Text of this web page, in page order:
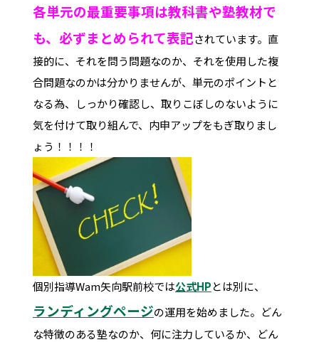
各単元の最重要事項は教科書や塾教材で
も、必ずまとめられて表記されています。直
接的に、それを問う問題なのか、それを使用した複
合問題なのかは分かりませんが、単元のポイントと
なる為、しっかり確認し、取りこぼしのないように
気を付けて取り組んで、内申アップをもぎ取りまし
ょう！！！！
個別指導Wam矢向駅前校では公式HPとは別に、
ランディングページの運用を始めました。どん
な特徴のある塾なのか、何に注力しているか、どん